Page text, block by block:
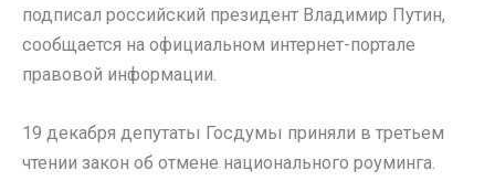
подписал российский президент Владимир Путин,
сообщается на официальном интернет-портале
правовой информации.
19 декабря депутаты Госдумы приняли в третьем
чтении закон об отмене национального роуминга.